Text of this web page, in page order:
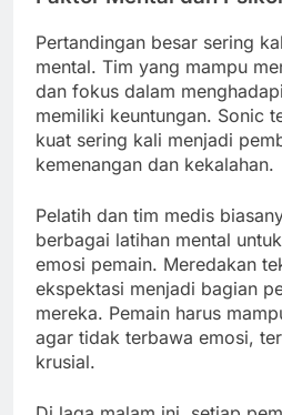
Pertandingan besar sering
mental. Tim yang mampu
dan fokus dalam
memiliki keuntungan. Sonic
kuat sering kali menjadi
kemenangan dan kekalahan.
Pelatih dan tim medis
berbagai latihan mental
emosi pemain. Meredakan
ekspektasi menjadi bagian
mereka. Pemain harus
agar tidak terbawa emosi,
krusial.